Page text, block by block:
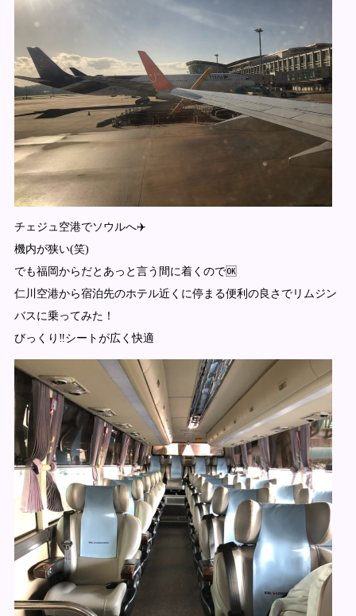
チェジュ空港でソウルへ✈️
機内が狭い(笑)
でも福岡からだとあっと言う間に着くので🆗
仁川空港から宿泊先のホテル近くに停まる便利の良さでリムジン
バスに乗ってみた！
びっくり‼️シートが広く快適